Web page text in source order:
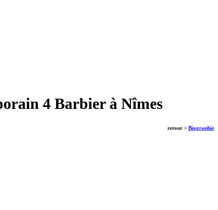
4 Barbier à Nîmes
retour > Biographie